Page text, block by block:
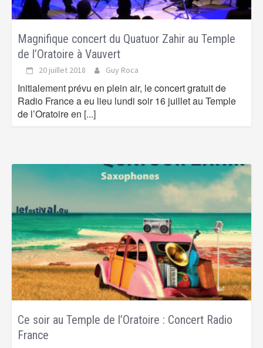
Magnifique concert du Quatuor Zahir au Temple
de l’Oratoire à Vauvert
20 juillet 2018 Guy Roca
Initialement prévu en plein air, le concert gratuit de
Radio France a eu lieu lundi soir 16 juillet au Temple
de l’Oratoire en [...]
Ce soir au Temple de l’Oratoire : Concert Radio
France